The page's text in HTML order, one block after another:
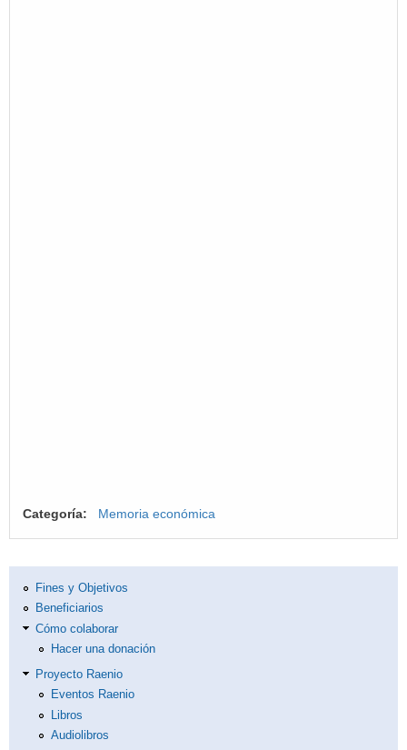
Categoría: Memoria económica
Fines y Objetivos
Beneficiarios
Cómo colaborar
Hacer una donación
Proyecto Raenio
Eventos Raenio
Libros
Audiolibros